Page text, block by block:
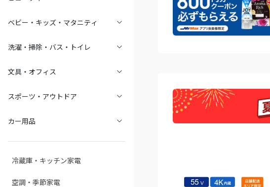
ベビー・キッズ・マタニティ
洗濯・掃除・バス・トイレ
文具・オフィス
スポーツ・アウトドア
カー用品
冷蔵庫・キッチン家電
空調・季節家電